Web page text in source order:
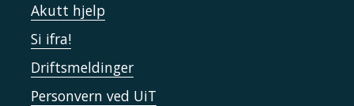
Akutt hjelp
Si ifra!
Driftsmeldinger
Personvern ved UiT